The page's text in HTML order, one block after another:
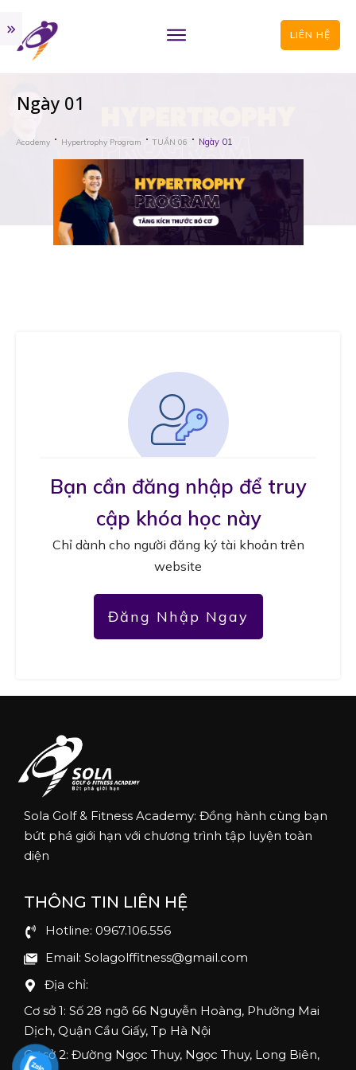
LIÊN HỆ
Ngày 01
Academy Hypertrophy Program TUẦN 06 Ngày 01
Bạn cần đăng nhập để truy
cập khóa học này
Chỉ dành cho người đăng ký tài khoản trên
website
Đăng Nhập Ngay
Sola Golf & Fitness Academy: Đồng hành cùng bạn
bứt phá giới hạn với chương trình tập luyện toàn
diện
THÔNG TIN LIÊN HỆ
Hotline: 0967.106.556
Email: Solagolffitness@gmail.com
Địa chỉ:
Cơ sở 1: Số 28 ngõ 66 Nguyễn Hoàng, Phường Mai
Dịch, Quận Cầu Giấy, Tp Hà Nội
Cơ sở 2: Đường Ngọc Thuy, Ngọc Thuy, Long Biên,